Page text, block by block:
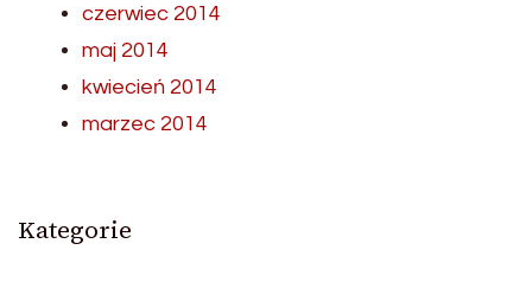
czerwiec 2014
maj 2014
kwiecień 2014
marzec 2014
Kategorie